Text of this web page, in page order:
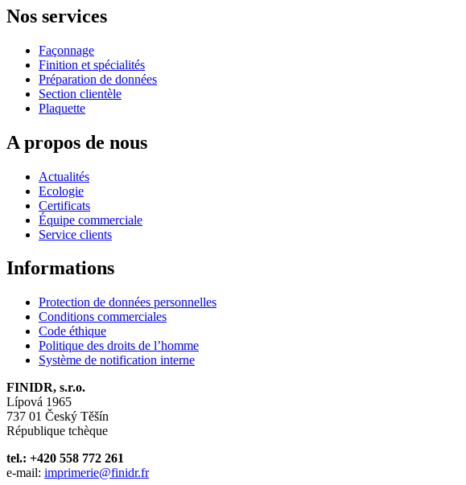
Nos services
Façonnage
Finition et spécialités
Préparation de données
Section clientèle
Plaquette
A propos de nous
Actualités
Ecologie
Certificats
Équipe commerciale
Service clients
Informations
Protection de données personnelles
Conditions commerciales
Code éthique
Politique des droits de l’homme
Système de notification interne
FINIDR, s.r.o.
Lípová 1965
737 01 Český Těšín
République tchèque
tel.: +420 558 772 261
e-mail: imprimerie@finidr.fr